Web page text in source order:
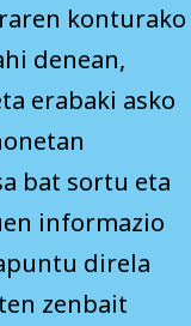
konturako
denean,
erabaki asko
bat sortu eta
informazio
direla
zenbait